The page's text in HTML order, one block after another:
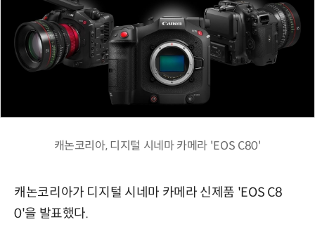
캐논코리아, 디지털 시네마 카메라 'EOS C80'
캐논코리아가 디지털 시네마 카메라 신제품 'EOS C8
0'을 발표했다.